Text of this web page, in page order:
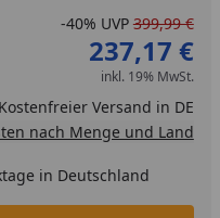
-40% UVP 399,99 €
237,17 €
inkl. 19% MwSt.
Kostenfreier Versand in DE
nach Menge und Land
in Deutschland